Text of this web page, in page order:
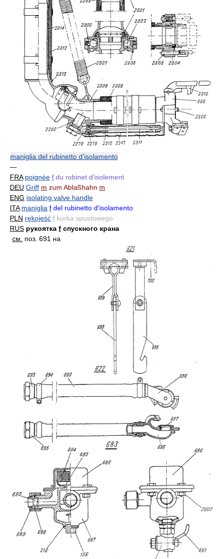
maniglia del rubinetto d'isolamento
—
FRA poignée f du robinet d’isolement
DEU Griff m zum Ablaßhahn m
ENG isolating valve handle
ITA maniglia f del rubinetto d'isolamento
PLN rękojeść f kurka spustowego
RUS рукоятка f спускного крана
см.
поз. 691 на